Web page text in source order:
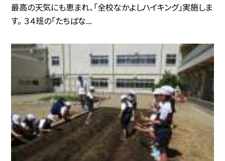
最高の天気にも恵まれ、「全校なかよしハイキング」実施しま
す。 ３４班の「たちばな...